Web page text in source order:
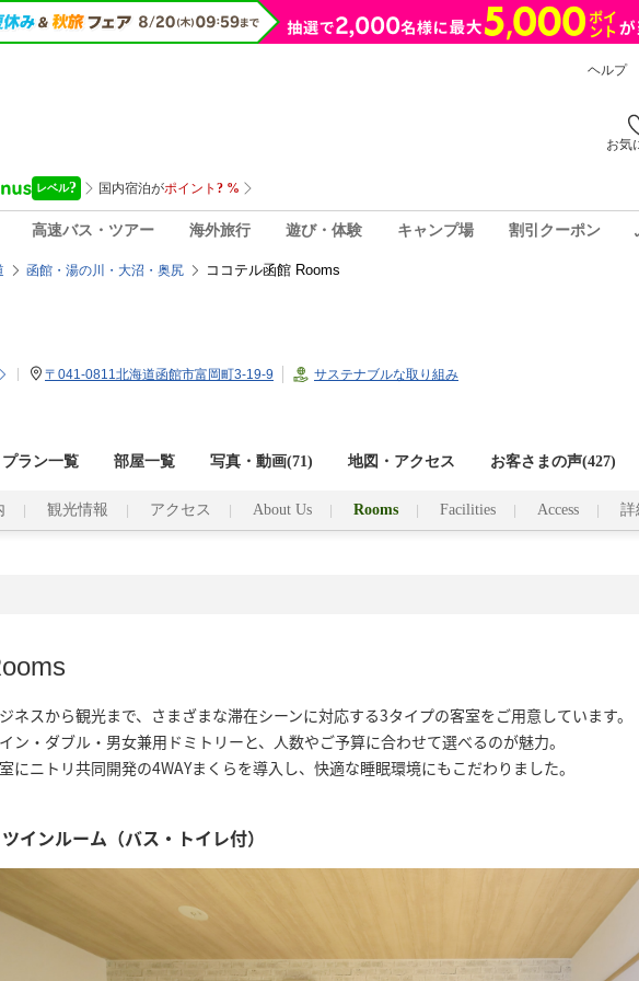
ヘルプ
お気
高速バス・ツアー 海外旅行 遊び・体験 キャンプ場 割引クーポン
函館・湯の川・大沼・奥尻 ココテル函館 Rooms
〒041-0811北海道函館市富岡町3-19-9 サステナブルな取り組み
プラン一覧 部屋一覧 写真・動画(71) 地図・アクセス お客さまの声(427)
観光情報 アクセス About Us Rooms Facilities Access 詳
ネスから観光まで、さまざまな滞在シーンに対応する3タイプの客室をご用意しています。
ン・ダブル・男女兼用ドミトリーと、人数やご予算に合わせて選べるのが魅力。
にニトリ共同開発の4WAYまくらを導入し、快適な睡眠環境にもこだわりました。
ツインルーム（バス・トイレ付）